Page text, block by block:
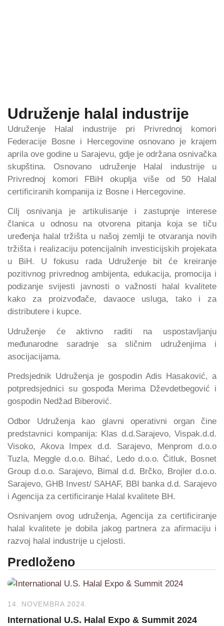
Udruženje halal industrije
Udruženje Halal industrije pri Privrednoj komori
Federacije Bosne i Hercegovine osnovano je krajem
aprila ove godine u Sarajevu, gdje je održana osnivačka
skupština. Osnovano udruženje Halal industrije u
Privrednoj komori FBiH okuplja više od 50 Halal
certificiranih kompanija iz Bosne i Hercegovine.
Cilj osnivanja je artikulisanje i zastupnje interese
članica u odnosu na otvorena pitanja koja se tiču
uređenja halal tržišta u našoj zemlji te otvaranja novih
tržišta i realizaciju potencijalnih investicijskih projekata
u BiH. U fokusu rada Udruženje bit će kreiranje
pozitivnog privrednog ambijenta, edukacija, promocija i
podizanje svijesti javnosti o važnosti halal kvalitete
kako za proizvođače, davaoce usluga, tako i za
distributere i kupce.
Udruženje će aktivno raditi na uspostavljanju
međunarodne saradnje sa sličnim udruženjima i
asocijacijama.
Predsjednik Udruženja je gospodin Adis Hasaković, a
potpredsjednici su gospođa Merima Dževdetbegović i
gospodin Nedžad Biberović.
Odbor Udruženja kao glavni operativni organ čine
predstavnici kompanija: Klas d.d.Sarajevo, Vispak.d.d.
Visoko, Akova Impex d.d. Sarajevo, Menprom d.o.o
Tuzla, Meggle d.o.o. Bihać, Ledo d.o.o. Čitluk, Bosnet
Group d.o.o. Sarajevo, Bimal d.d. Brčko, Brojler d.o.o.
Sarajevo, GHB Invest/ SAHAF, BBI banka d.d. Sarajevo
i Agencija za certificiranje Halal kvalitete BH.
Osnivanjem ovog udruženja, Agencija za certificiranje
halal kvalitete je dobila jakog partnera za afirmaciju i
razvoj halal industrije u cjelosti.
Predloženo
14. NOVEMBRA 2024.
International U.S. Halal Expo & Summit 2024